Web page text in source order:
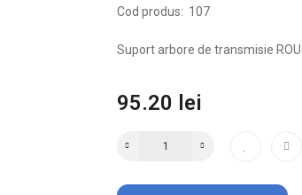
Cod produs: 107
Suport arbore de transmisie
95.20 lei